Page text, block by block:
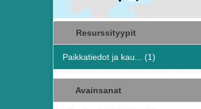
Resurssityypit
Paikkatiedot ja kau... (1)
Avainsanat